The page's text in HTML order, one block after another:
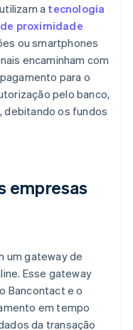
a tecnologia
proximidade
ou smartphones
encaminham com
para o
pelo banco,
debitando os fundos
empresas
um gateway de
Esse gateway
Bancontact e o
em tempo
da transação